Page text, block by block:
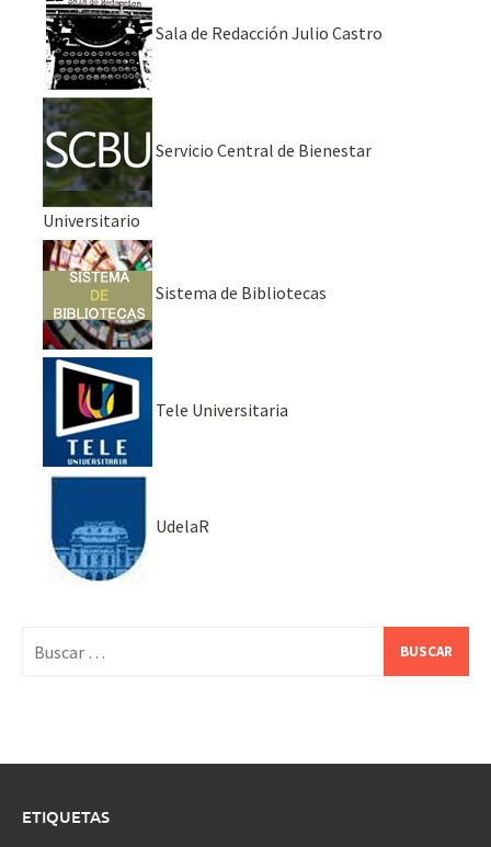
Sala de Redacción Julio Castro
Servicio Central de Bienestar
Universitario
Sistema de Bibliotecas
Tele Universitaria
UdelaR
ETIQUETAS